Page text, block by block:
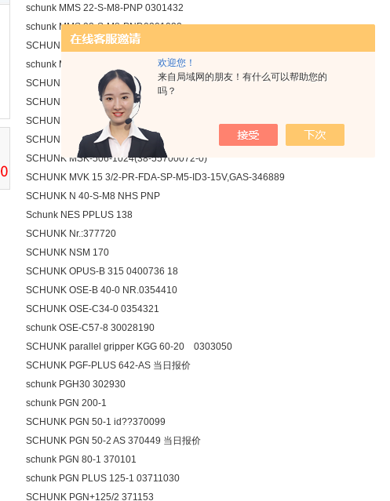
欢迎您！
来自局域网的朋友！有什么可以帮助您的
吗？
schunk MMS 22-S-M8-PNP 0301432
schunk MMS 22-S-M8-PNP,0301032
SCHUNK MMSK22-S-PNP-SA 0301044
schunk MPG25IS
SCHUNK MPG-32
SCHUNK MPZ 45 AS
SCHUNK MRU 14.1E 357070
SCHUNK MRU?12.2?E-0
SCHUNK MSK-506-1024(38-55700072-0)
SCHUNK MVK 15 3/2-PR-FDA-SP-M5-ID3-15V,GAS-346889
SCHUNK N 40-S-M8 NHS PNP
Schunk NES PPLUS 138
SCHUNK Nr.:377720
SCHUNK NSM 170
SCHUNK OPUS-B 315 0400736 18
SCHUNK OSE-B 40-0 NR.0354410
SCHUNK OSE-C34-0 0354321
schunk OSE-C57-8 30028190
SCHUNK parallel gripper KGG 60-20 0303050
SCHUNK PGF-PLUS 642-AS 当日报价
schunk PGH30 302930
schunk PGN 200-1
SCHUNK PGN 50-1 id??370099
SCHUNK PGN 50-2 AS 370449 当日报价
schunk PGN 80-1 370101
schunk PGN PLUS 125-1 03711030
SCHUNK PGN+125/2 371153